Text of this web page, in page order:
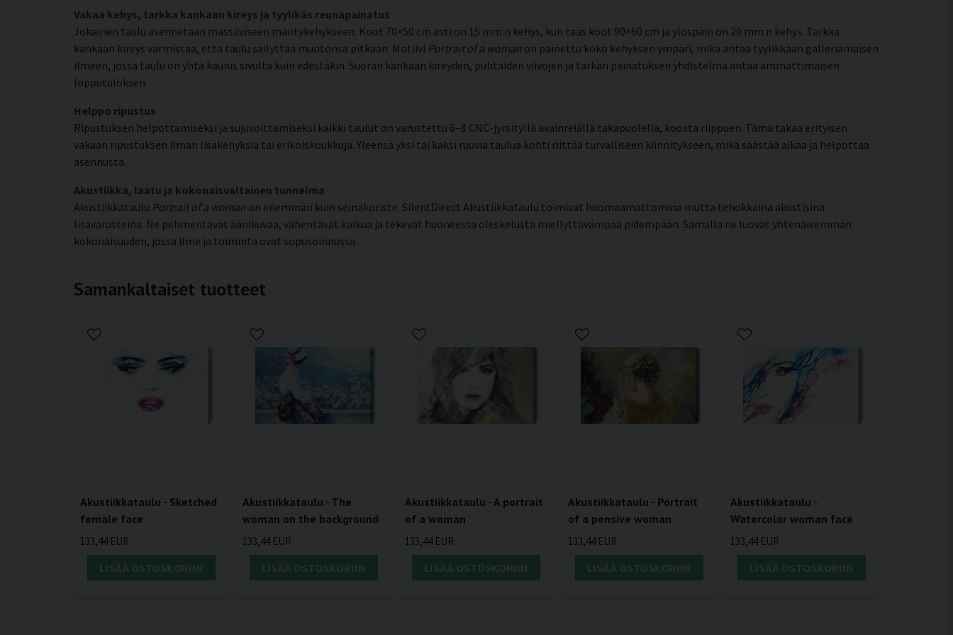
Vakaa kehys, tarkka kankaan kireys ja tyylikäs reunapainatus
Jokainen taulu asennetaan massiiviseen mäntykehykseen. Koot 70×50 cm asti on 15 mm:n kehys, kun taas koot 90×60 cm ja ylöspäin on 20 mm:n kehys. Tarkka
kankaan kireys varmistaa, että taulu säilyttää muotonsa pitkään. Motiivi Portrait of a woman on painettu koko kehyksen ympäri, mikä antaa tyylikkään galleriamaisen
ilmeen, jossa taulu on yhtä kaunis sivulta kuin edestäkin. Suoran kankaan kireyden, puhtaiden viivojen ja tarkan painatuksen yhdistelmä antaa ammattimaisen
lopputuloksen.
Helppo ripustus
Ripustuksen helpottamiseksi ja sujuvoittamiseksi kaikki taulut on varustettu 6–8 CNC-jyrsityllä avainreiällä takapuolella, koosta riippuen. Tämä takaa erityisen
vakaan ripustuksen ilman lisäkehyksiä tai erikoiskoukkuja. Yleensä yksi tai kaksi ruuvia taulua kohti riittää turvalliseen kiinnitykseen, mikä säästää aikaa ja helpottaa
asennusta.
Akustiikka, laatu ja kokonaisvaltainen tunnelma
Akustiikkataulu Portrait of a woman on enemmän kuin seinäkoriste. SilentDirect Akustiikkataulu toimivat huomaamattomina mutta tehokkaina akustisina
lisävarusteina. Ne pehmentävät äänikuvaa, vähentävät kaikua ja tekevät huoneessa oleskelusta miellyttävämpää pidempään. Samalla ne luovat yhtenäisemmän
kokonaisuuden, jossa ilme ja toiminta ovat sopusoinnussa.
Samankaltaiset tuotteet
Akustiikkataulu - Sketched
female face
133,44 EUR
LISÄÄ OSTOSKORIIN
Akustiikkataulu - The
woman on the background
133,44 EUR
LISÄÄ OSTOSKORIIN
Akustiikkataulu - A portrait
of a woman
133,44 EUR
LISÄÄ OSTOSKORIIN
Akustiikkataulu - Portrait
of a pensive woman
133,44 EUR
LISÄÄ OSTOSKORIIN
Akustiikkataulu -
Watercolor woman face
133,44 EUR
LISÄÄ OSTOSKORIIN